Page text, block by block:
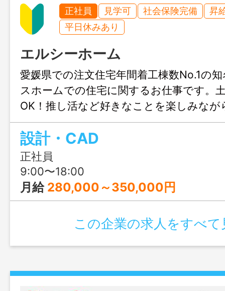
正社員 見学可 社会保険完備
昇
平日休みあり
エルシーホーム
愛媛県での注文住宅年間着工棟数No.1の
スホームでの住宅に関するお仕事です。
OK！推し活など好きなことを楽しみな
きます♪結婚や出産のタイミングでも安心
も充実！人生設計が変わっても安定して
リアチェンジしてみませんか？職場見学
ます！
設計・CAD
正社員
9:00〜18:00
月給 280,000～350,000円
この企業の求人をすべて